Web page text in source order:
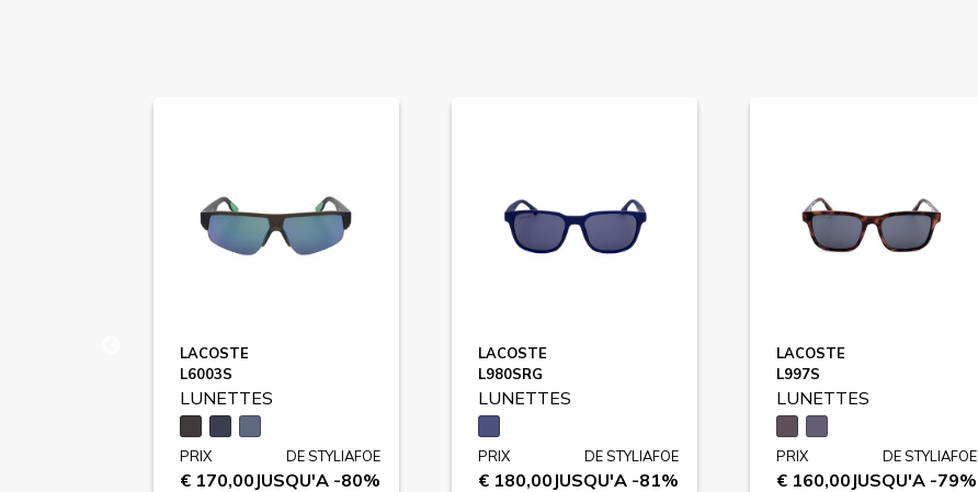
LACOSTE
L6003S
LUNETTES
PRIX
€ 170,00
DE STYLIAFOE
JUSQU'A -80%
LACOSTE
L980SRG
LUNETTES
PRIX
€ 180,00
DE STYLIAFOE
JUSQU'A -81%
LACOSTE
L997S
LUNETTES
PRIX
€ 160,00
DE STYLIAFOE
JUSQU'A -79%